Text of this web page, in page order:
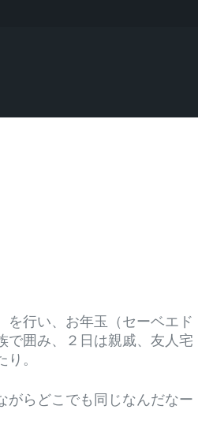
を行い、お年玉（セーベエド
で囲み、２日は親戚、友人宅
。
がらどこでも同じなんだなー